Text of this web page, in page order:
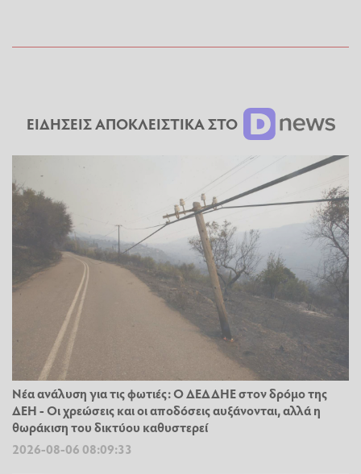
ΕΙΔΗΣΕΙΣ ΑΠΟΚΛΕΙΣΤΙΚΑ ΣΤΟ
Νέα ανάλυση για τις φωτιές: Ο ΔΕΔΔΗΕ στον δρόμο της
ΔΕΗ - Οι χρεώσεις και οι αποδόσεις αυξάνονται, αλλά η
θωράκιση του δικτύου καθυστερεί
2026-08-06 08:09:33